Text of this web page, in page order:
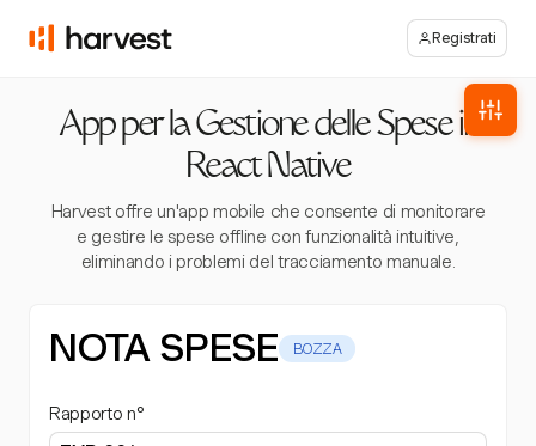
Registrati
App per la Gestione delle Spese in
React Native
Harvest offre un'app mobile che consente di monitorare
e gestire le spese offline con funzionalità intuitive,
eliminando i problemi del tracciamento manuale.
NOTA SPESE BOZZA
Rapporto n°